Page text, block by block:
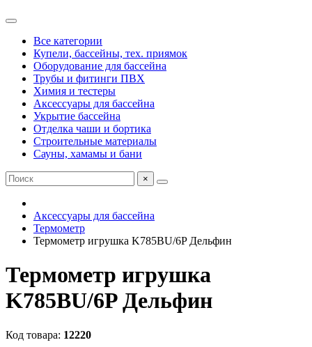
Все категории
Купели, бассейны, тех. приямок
Оборудование для бассейна
Трубы и фитинги ПВХ
Химия и тестеры
Аксессуары для бассейна
Укрытие бассейна
Отделка чаши и бортика
Строительные материалы
Сауны, хамамы и бани
×
Аксессуары для бассейна
Термометр
Термометр игрушка K785BU/6P Дельфин
Термометр игрушка
K785BU/6P Дельфин
Код товара: 12220